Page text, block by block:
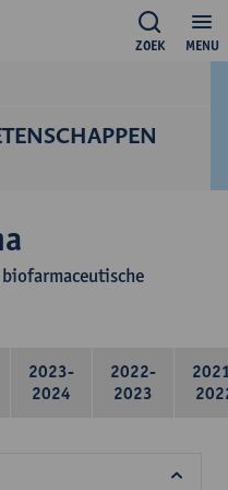
MENU
ZOEK
2023-
2024
2022-
2023